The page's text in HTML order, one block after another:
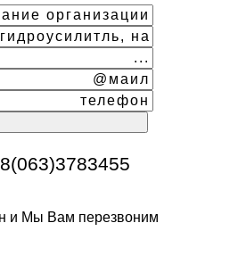
и Мы Вам перезвоним